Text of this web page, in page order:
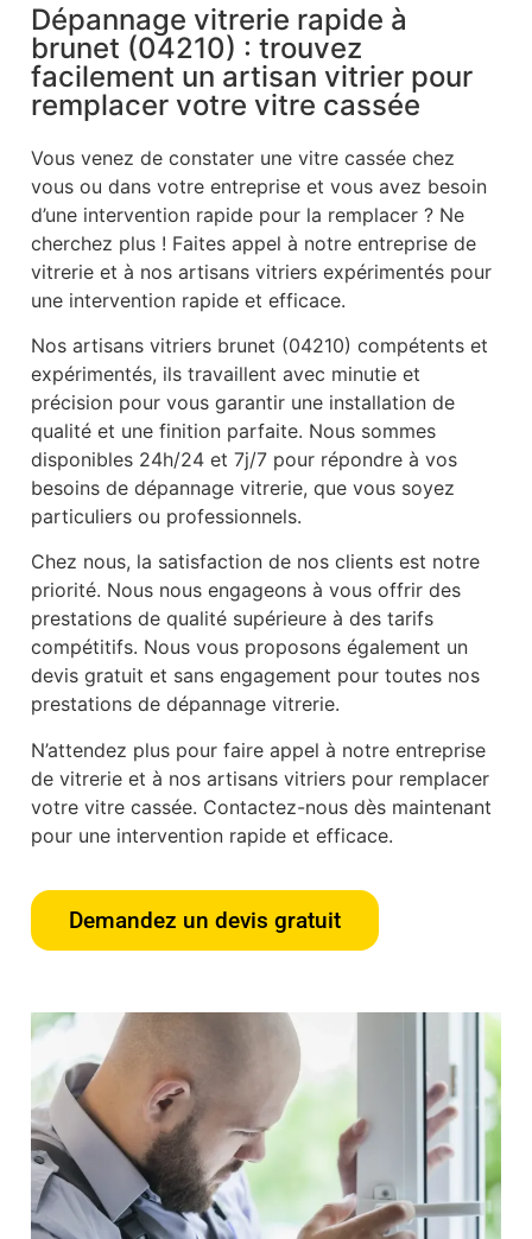
Dépannage vitrerie rapide à
brunet (04210) : trouvez
facilement un artisan vitrier pour
remplacer votre vitre cassée
Vous venez de constater une vitre cassée chez
vous ou dans votre entreprise et vous avez besoin
d’une intervention rapide pour la remplacer ? Ne
cherchez plus ! Faites appel à notre entreprise de
vitrerie et à nos artisans vitriers expérimentés pour
une intervention rapide et efficace.
Nos artisans vitriers brunet (04210) compétents et
expérimentés, ils travaillent avec minutie et
précision pour vous garantir une installation de
qualité et une finition parfaite. Nous sommes
disponibles 24h/24 et 7j/7 pour répondre à vos
besoins de dépannage vitrerie, que vous soyez
particuliers ou professionnels.
Chez nous, la satisfaction de nos clients est notre
priorité. Nous nous engageons à vous offrir des
prestations de qualité supérieure à des tarifs
compétitifs. Nous vous proposons également un
devis gratuit et sans engagement pour toutes nos
prestations de dépannage vitrerie.
N’attendez plus pour faire appel à notre entreprise
de vitrerie et à nos artisans vitriers pour remplacer
votre vitre cassée. Contactez-nous dès maintenant
pour une intervention rapide et efficace.
Demandez un devis gratuit